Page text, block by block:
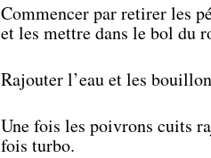
Commencer par retirer les
et les mettre dans le bol du
Rajouter l’eau et les
Une fois les poivrons cuits
fois turbo.